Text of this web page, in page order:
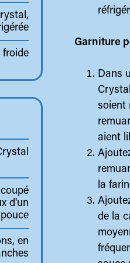
froide
d'un
en
Garniture
Dans
soient
aient
la
de la